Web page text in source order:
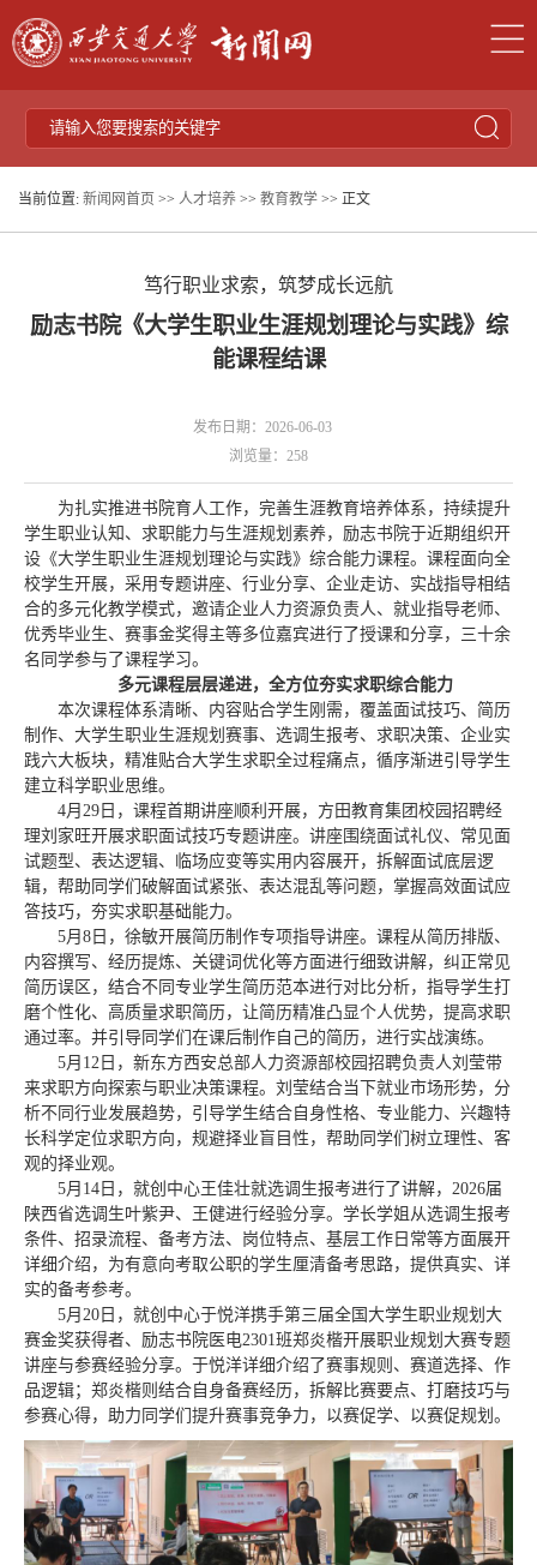
当前位置: 新闻网首页 >> 人才培养 >> 教育教学 >> 正文
笃行职业求索，筑梦成长远航
励志书院《大学生职业生涯规划理论与实践》综
能课程结课
发布日期：2026-06-03
浏览量： 258
为扎实推进书院育人工作，完善生涯教育培养体系，持续提升
学生职业认知、求职能力与生涯规划素养，励志书院于近期组织开
设《大学生职业生涯规划理论与实践》综合能力课程。课程面向全
校学生开展，采用专题讲座、行业分享、企业走访、实战指导相结
合的多元化教学模式，邀请企业人力资源负责人、就业指导老师、
优秀毕业生、赛事金奖得主等多位嘉宾进行了授课和分享，三十余
名同学参与了课程学习。
多元课程层层递进，全方位夯实求职综合能力
本次课程体系清晰、内容贴合学生刚需，覆盖面试技巧、简历
制作、大学生职业生涯规划赛事、选调生报考、求职决策、企业实
践六大板块，精准贴合大学生求职全过程痛点，循序渐进引导学生
建立科学职业思维。
4月29日，课程首期讲座顺利开展，方田教育集团校园招聘经
理刘家旺开展求职面试技巧专题讲座。讲座围绕面试礼仪、常见面
试题型、表达逻辑、临场应变等实用内容展开，拆解面试底层逻
辑，帮助同学们破解面试紧张、表达混乱等问题，掌握高效面试应
答技巧，夯实求职基础能力。
5月8日，徐敏开展简历制作专项指导讲座。课程从简历排版、
内容撰写、经历提炼、关键词优化等方面进行细致讲解，纠正常见
简历误区，结合不同专业学生简历范本进行对比分析，指导学生打
磨个性化、高质量求职简历，让简历精准凸显个人优势，提高求职
通过率。并引导同学们在课后制作自己的简历，进行实战演练。
5月12日，新东方西安总部人力资源部校园招聘负责人刘莹带
来求职方向探索与职业决策课程。刘莹结合当下就业市场形势，分
析不同行业发展趋势，引导学生结合自身性格、专业能力、兴趣特
长科学定位求职方向，规避择业盲目性，帮助同学们树立理性、客
观的择业观。
5月14日，就创中心王佳壮就选调生报考进行了讲解，2026届
陕西省选调生叶紫尹、王健进行经验分享。学长学姐从选调生报考
条件、招录流程、备考方法、岗位特点、基层工作日常等方面展开
详细介绍，为有意向考取公职的学生厘清备考思路，提供真实、详
实的备考参考。
5月20日，就创中心于悦洋携手第三届全国大学生职业规划大
赛金奖获得者、励志书院医电2301班郑炎楷开展职业规划大赛专题
讲座与参赛经验分享。于悦洋详细介绍了赛事规则、赛道选择、作
品逻辑；郑炎楷则结合自身备赛经历，拆解比赛要点、打磨技巧与
参赛心得，助力同学们提升赛事竞争力，以赛促学、以赛促规划。